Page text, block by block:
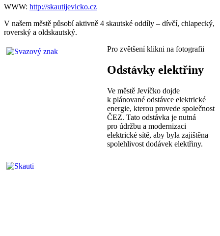
WWW: http://skautijevicko.cz
V našem městě působí aktivně 4 skautské oddíly – dívčí, chlapecký,
roverský a oldskautský.
Pro zvětšení klikni na fotografii
Odstávky elektřiny
Ve městě Jevíčko dojde
k plánované odstávce elektrické
energie, kterou provede společnost
ČEZ. Tato odstávka je nutná
pro údržbu a modernizaci
elektrické sítě, aby byla zajištěna
spolehlivost dodávek elektřiny.